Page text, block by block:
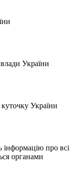
України
України
про всі
органами